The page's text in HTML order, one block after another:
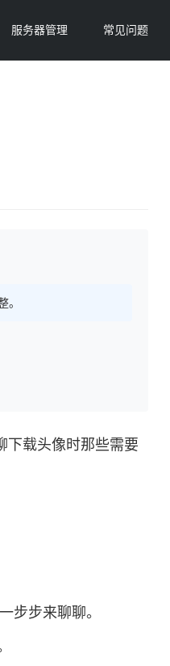
服务器管理 常见问题
。
下载头像时那些需要
步步来聊聊。